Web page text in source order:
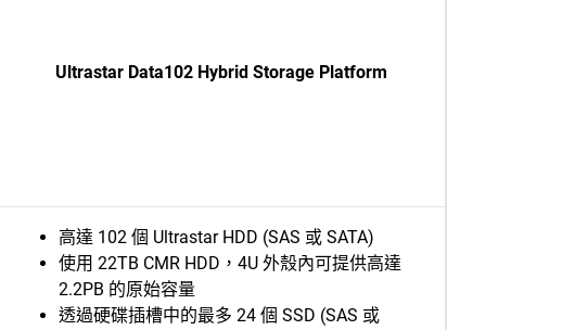
Ultrastar Data102 Hybrid Storage Platform
高達 102 個 Ultrastar HDD (SAS 或 SATA)
使用 22TB CMR HDD，4U 外殼內可提供高達
2.2PB 的原始容量
透過硬碟插槽中的最多 24 個 SSD (SAS 或